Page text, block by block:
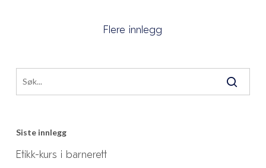
Flere innlegg
Siste innlegg
Etikk-kurs i barnerett